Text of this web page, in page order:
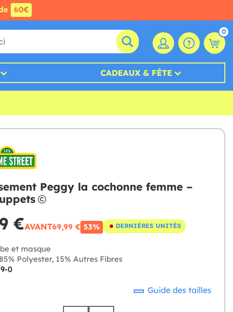
60€
0
CADEAUX & FÊTE
Peggy la cochonne femme –
€AVANT69,99 € 53% DERNIÈRES UNITÉS
et masque
Polyester, 15% Autres Fibres
0
Guide des tailles